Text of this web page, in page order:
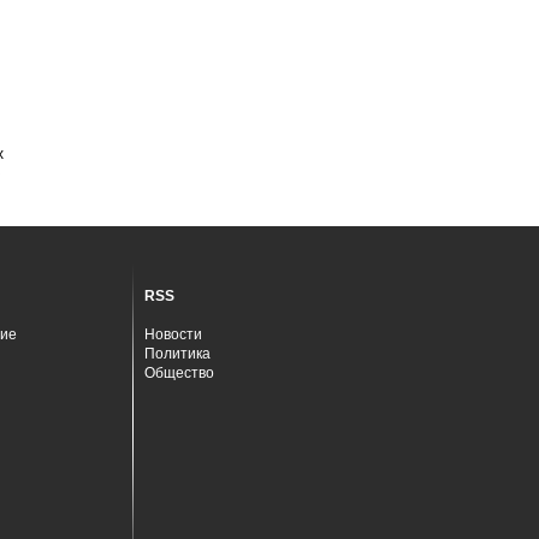
RSS
Новости
Политика
Общество